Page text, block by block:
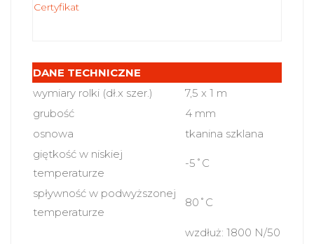
Certyfikat
DANE TECHNICZNE
wymiary rolki (dł.x szer.)
7,5 x 1 m
grubość
4 mm
osnowa
tkanina szklana
giętkość w niskiej
temperaturze
-5˚C
spływność w podwyższonej
temperaturze
80˚C
wzdłuż: 1800 N/50